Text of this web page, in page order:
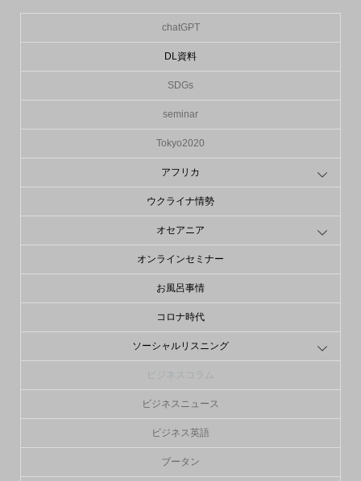
chatGPT
DL資料
SDGs
seminar
Tokyo2020
アフリカ
ウクライナ情勢
オセアニア
オンラインセミナー
お風呂事情
コロナ時代
ソーシャルリスニング
ビジネスコラム
ビジネスニュース
ビジネス英語
ブータン